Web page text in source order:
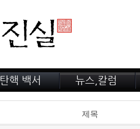
탄핵 백서
짓의 산
뉴스,칼럼
공지,새소식
전문가 칼럼
제목